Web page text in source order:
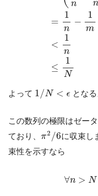
n n
=
1
n
−
1
m
<
1
n
≤
1
N
よって 1/N < ϵ
1 N< とな
この数列の極限はゼー
ており、 π2 /6
π2 /6
に収束し
束性を示すなら
∀n > N